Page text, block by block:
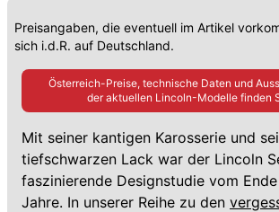
Preisangaben, die eventuell im Artikel
sich i.d.R. auf Deutschland.
Österreich-Preise, technische Daten und
der aktuellen Lincoln-Modelle finden
Mit seiner kantigen Karosserie und
tiefschwarzen Lack war der Lincoln
faszinierende Designstudie vom
Jahre. In unserer Reihe zu den